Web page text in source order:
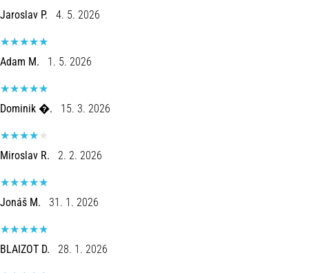
pain
will
affect
runner
at
once
in
life,
an
amateur
a
pro.
Jaroslav P. 4. 5. 2026
Adam M. 1. 5. 2026
Dominik �. 15. 3. 2026
Miroslav R. 2. 2. 2026
Jonáš M. 31. 1. 2026
BLAIZOT D. 28. 1. 2026